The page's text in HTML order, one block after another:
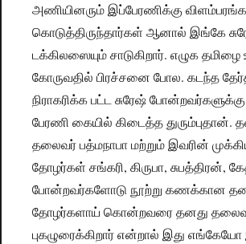
அணியினரும் இப்பேரணிக்கு
கொடுத்திருந்தார்கள் ஆனால் இங்கே
டக்கிலஸையும் சாடுகிறார். எழுக தமிழை
கோருவதில் பிரச்சனை போல. கடந்த
நிராகரிக்க பட்ட சுரேஷ்
பேரணி கையில் கிடைத்த துரும்புதான்.
தலைவர் பத்மநாபா மற்றும் இவரின்
தோழர்கள் சங்கரி, கிருபா, சுபத்திரன்,
போன்றவர்களோடு நூற்று கணக்கான
தோழர்களாய் கொன்றவரை தனது
புகழுரைக்கிறார் என்றால் இது எங்கேயோ